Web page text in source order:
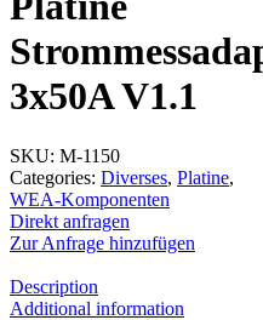
3x50A V1.1
SKU: M-1150
Categories: Diverses, Platine,
WEA-Komponenten
Direkt anfragen
Zur Anfrage hinzufügen
Description
Additional information